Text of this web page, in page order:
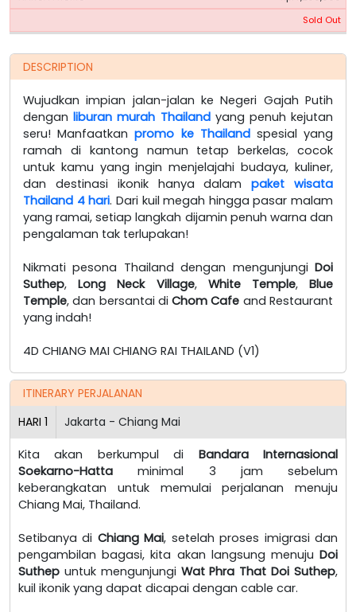
Sold Out
DESCRIPTION
Wujudkan impian jalan-jalan ke Negeri Gajah Putih
denganliburan murah Thailandyang penuh kejutan
seru! Manfaatkanpromo ke Thailandspesial yang
ramah di kantong namun tetap berkelas, cocok
untuk kamu yang ingin menjelajahi budaya, kuliner,
dan destinasi ikonik hanya dalampaket wisata
Thailand 4 hari. Dari kuil megah hingga pasar malam
yang ramai, setiap langkah dijamin penuh warna dan
pengalaman tak terlupakan!
Nikmati pesona Thailand dengan mengunjungi Doi
Suthep,Long Neck Village, White Temple,Blue
Temple, dan bersantai diChom Cafe and Restaurant
yang indah!
4D CHIANG MAI CHIANG RAI THAILAND (V1)
ITINERARY PERJALANAN
HARI 1 Jakarta - Chiang Mai
Kita akan berkumpul di Bandara Internasional
Soekarno-Hattaminimal 3 jam sebelum
keberangkatan untuk memulai perjalanan menuju
Chiang Mai, Thailand.
Setibanya di Chiang Mai, setelah proses imigrasi dan
pengambilan bagasi, kita akan langsung menuju Doi
Suthep untuk mengunjungi Wat Phra That Doi Suthep,
kuil ikonik yang dapat dicapai dengan cable car.